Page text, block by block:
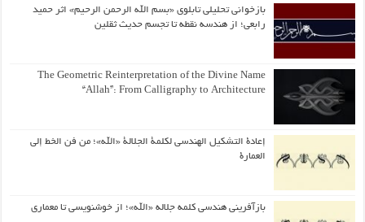
بازخوانی تحلیلی تابلوی «بسم الله الرحمن الرحیم» اثر حمید
رابعی؛ از هندسه نقطه تا تجسم حدیث ثقلین
The Geometric Reinterpretation of the Divine Name
“Allah”: From Calligraphy to Architecture
إعادة التشكيل الهندسي لكلمة الجلالة «الله»؛ من فن الخط إلى
العمارة
بازآفرینی هندسی کلمه جلاله «الله»؛ از خوشنویسی تا معماری